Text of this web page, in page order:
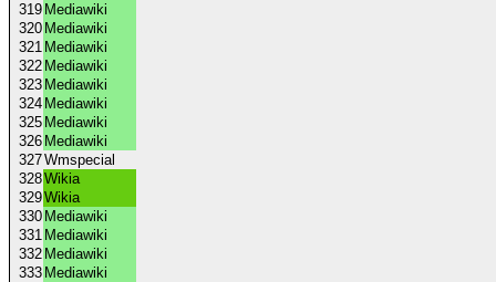
319 Mediawiki
320 Mediawiki
321 Mediawiki
322 Mediawiki
323 Mediawiki
324 Mediawiki
325 Mediawiki
326 Mediawiki
327Wmspecial
328Wikia
329Wikia
330 Mediawiki
331 Mediawiki
332 Mediawiki
333 Mediawiki